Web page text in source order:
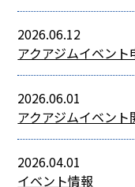
2026.06.12
アクアジムイベント
2026.06.01
アクアジムイベン
2026.04.01
イベント情報